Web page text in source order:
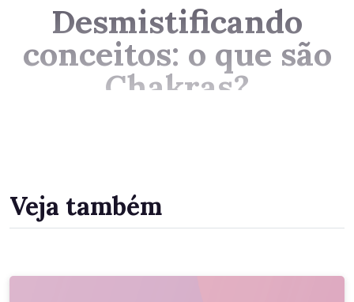
Desmistificando
conceitos: o que são
Chakras?
Veja também